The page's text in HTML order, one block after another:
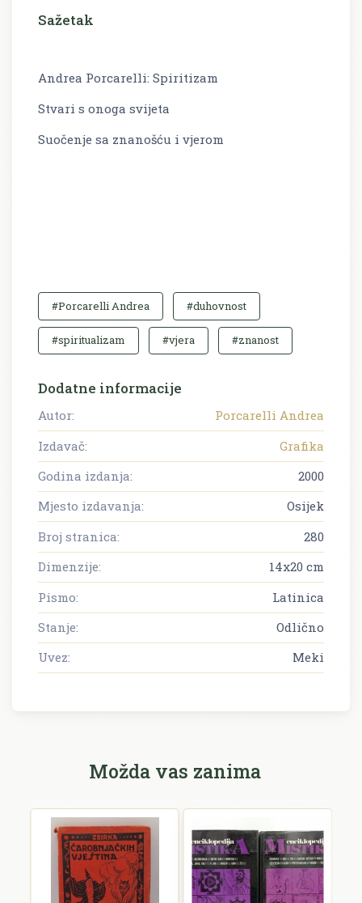
Sažetak
Andrea Porcarelli: Spiritizam
Stvari s onoga svijeta
Suočenje sa znanošću i vjerom
#Porcarelli Andrea #duhovnost
#spiritualizam #vjera #znanost
Dodatne informacije
Autor:
Porcarelli Andrea
Izdavač:
Grafika
Godina izdanja:
2000
Mjesto izdavanja:
Osijek
Broj stranica:
280
Dimenzije:
14x20 cm
Pismo:
Latinica
Stanje:
Odlično
Uvez:
Meki
Možda vas zanima